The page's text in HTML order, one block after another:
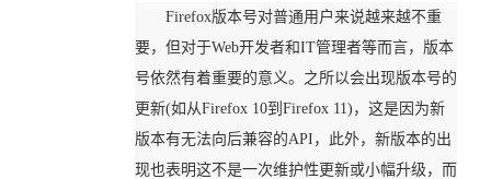
Firefox版本号对普通用户来说越来越不重
要，但对于Web开发者和IT管理者等而言，版本
号依然有着重要的意义。之所以会出现版本号的
更新(如从Firefox 10到Firefox 11)，这是因为新
版本有无法向后兼容的API，此外，新版本的出
现也表明这不是一次维护性更新或小幅升级，而